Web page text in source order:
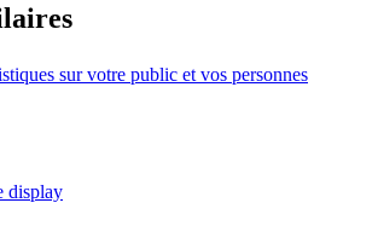
sur votre public et vos personnes
display